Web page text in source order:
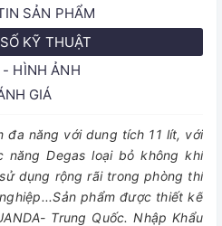
SẢN PHẨM
KỸ THUẬT
- HÌNH ẢNH
GIÁ
đa năng với dung tích 11 lít, với
năng Degas loại bỏ không khí
dụng rộng rãi trong phòng thí
phẩm được thiết kế
Trung Quốc. Nhập Khẩu